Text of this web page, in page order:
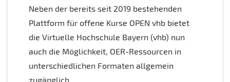
Neben der bereits seit 2019 bestehenden
Plattform für offene Kurse OPEN vhb bietet
die Virtuelle Hochschule Bayern (vhb) nun
auch die Möglichkeit, OER-Ressourcen in
unterschiedlichen Formaten allgemein
zugänglich...